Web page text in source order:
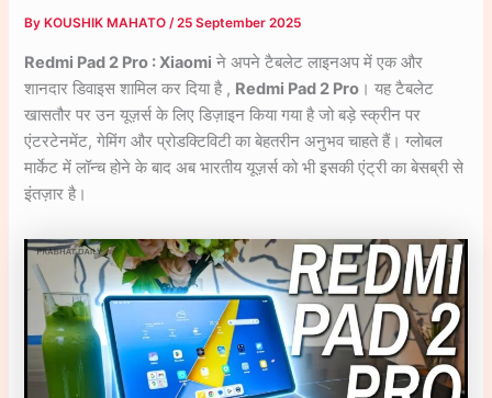
By KOUSHIK MAHATO/25 September 2025
Redmi Pad 2 Pro : Xiaomi ने अपने टैबलेट लाइनअप में एक और
शानदार डिवाइस शामिल कर दिया है , Redmi Pad 2 Pro । यह टैबलेट
खासतौर पर उन यूज़र्स के लिए डिज़ाइन किया गया है जो बड़े स्क्रीन पर
एंटरटेनमेंट, गेमिंग और प्रोडक्टिविटी का बेहतरीन अनुभव चाहते हैं। ग्लोबल
मार्केट में लॉन्च होने के बाद अब भारतीय यूज़र्स को भी इसकी एंट्री का बेसब्री से
इंतज़ार है।